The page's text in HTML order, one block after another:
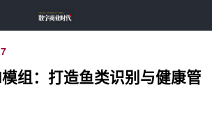
组：打造鱼类识别与健康管